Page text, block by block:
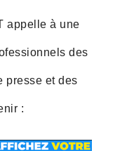
appelle à une
des
presse et des
: